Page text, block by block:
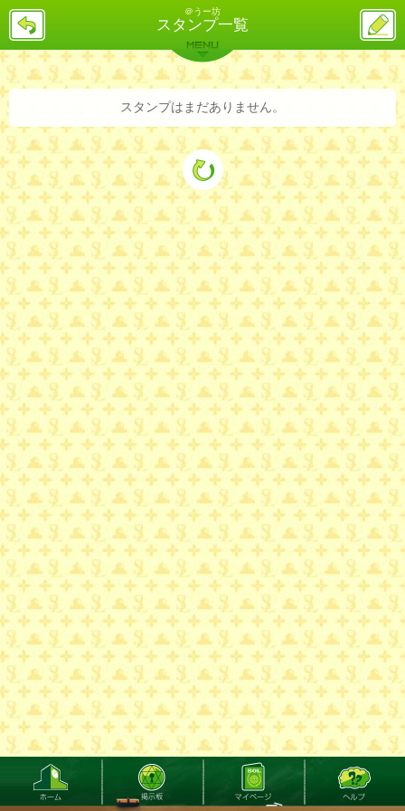
＠うー坊
スタンプ一覧
戻
ス
投
稿
バックナンバー 詳細検索 ランキング
MENU
スタンプはまだありません。